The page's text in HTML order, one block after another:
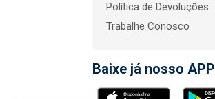
Política de Devoluções
Trabalhe Conosco
Baixe já nosso APP